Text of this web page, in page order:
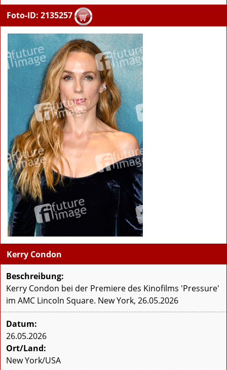
Foto-ID: 2135257
Kerry Condon
Beschreibung:
Kerry Condon bei der Premiere des Kinofilms 'Pressure'
im AMC Lincoln Square. New York, 26.05.2026
Datum:
26.05.2026
Ort/Land:
New York/USA